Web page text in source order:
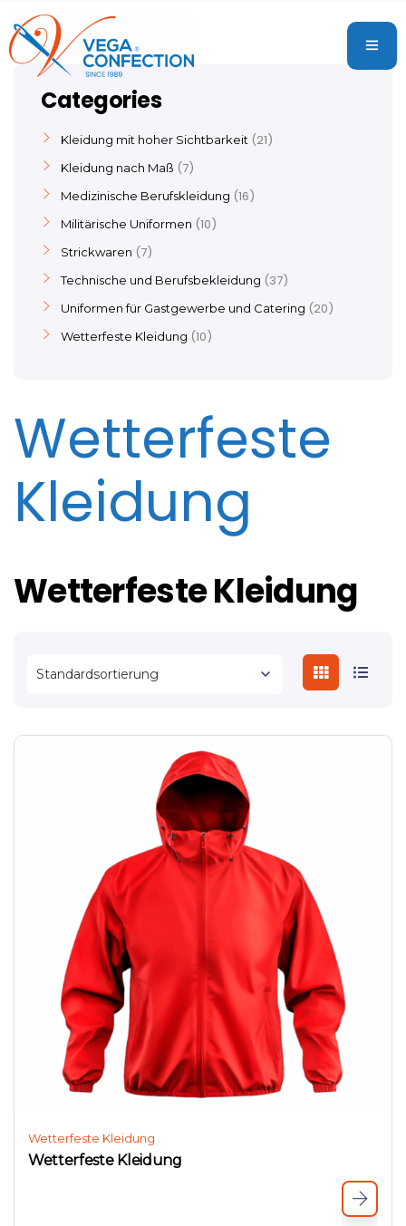
Wetterfeste
Kleidung
Wetterfeste Kleidung
Wetterfeste Kleidung
Wetterfeste Kleidung
Categories
Kleidung mit hoher Sichtbarkeit 21
Kleidung nach Maß 7
Medizinische Berufskleidung 16
Militärische Uniformen 10
Strickwaren 7
Technische und Berufsbekleidung 37
Uniformen für Gastgewerbe und Catering 20
Wetterfeste Kleidung 10